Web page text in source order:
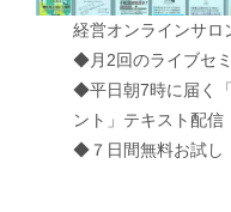
経営オンラインサロ
◆月2回のライブセ
◆平日朝7時に届く
ント」テキスト配信
◆７日間無料お試し